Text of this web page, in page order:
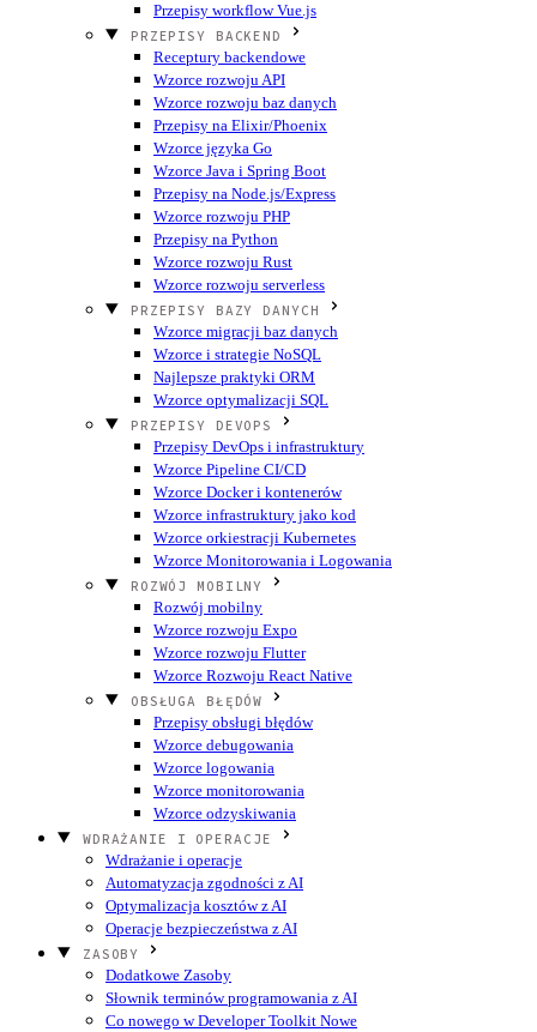
Przepisy workflow Vue.js
PRZEPISY BACKEND
Receptury backendowe
Wzorce rozwoju API
Wzorce rozwoju baz danych
Przepisy na Elixir/Phoenix
Wzorce języka Go
Wzorce Java i Spring Boot
Przepisy na Node.js/Express
Wzorce rozwoju PHP
Przepisy na Python
Wzorce rozwoju Rust
Wzorce rozwoju serverless
PRZEPISY BAZY DANYCH
Wzorce migracji baz danych
Wzorce i strategie NoSQL
Najlepsze praktyki ORM
Wzorce optymalizacji SQL
PRZEPISY DEVOPS
Przepisy DevOps i infrastruktury
Wzorce Pipeline CI/CD
Wzorce Docker i kontenerów
Wzorce infrastruktury jako kod
Wzorce orkiestracji Kubernetes
Wzorce Monitorowania i Logowania
ROZWÓJ MOBILNY
Rozwój mobilny
Wzorce rozwoju Expo
Wzorce rozwoju Flutter
Wzorce Rozwoju React Native
OBSŁUGA BŁĘDÓW
Przepisy obsługi błędów
Wzorce debugowania
Wzorce logowania
Wzorce monitorowania
Wzorce odzyskiwania
WDRAŻANIE I OPERACJE
Wdrażanie i operacje
Automatyzacja zgodności z AI
Optymalizacja kosztów z AI
Operacje bezpieczeństwa z AI
ZASOBY
Dodatkowe Zasoby
Słownik terminów programowania z AI
Co nowego w Developer Toolkit Nowe